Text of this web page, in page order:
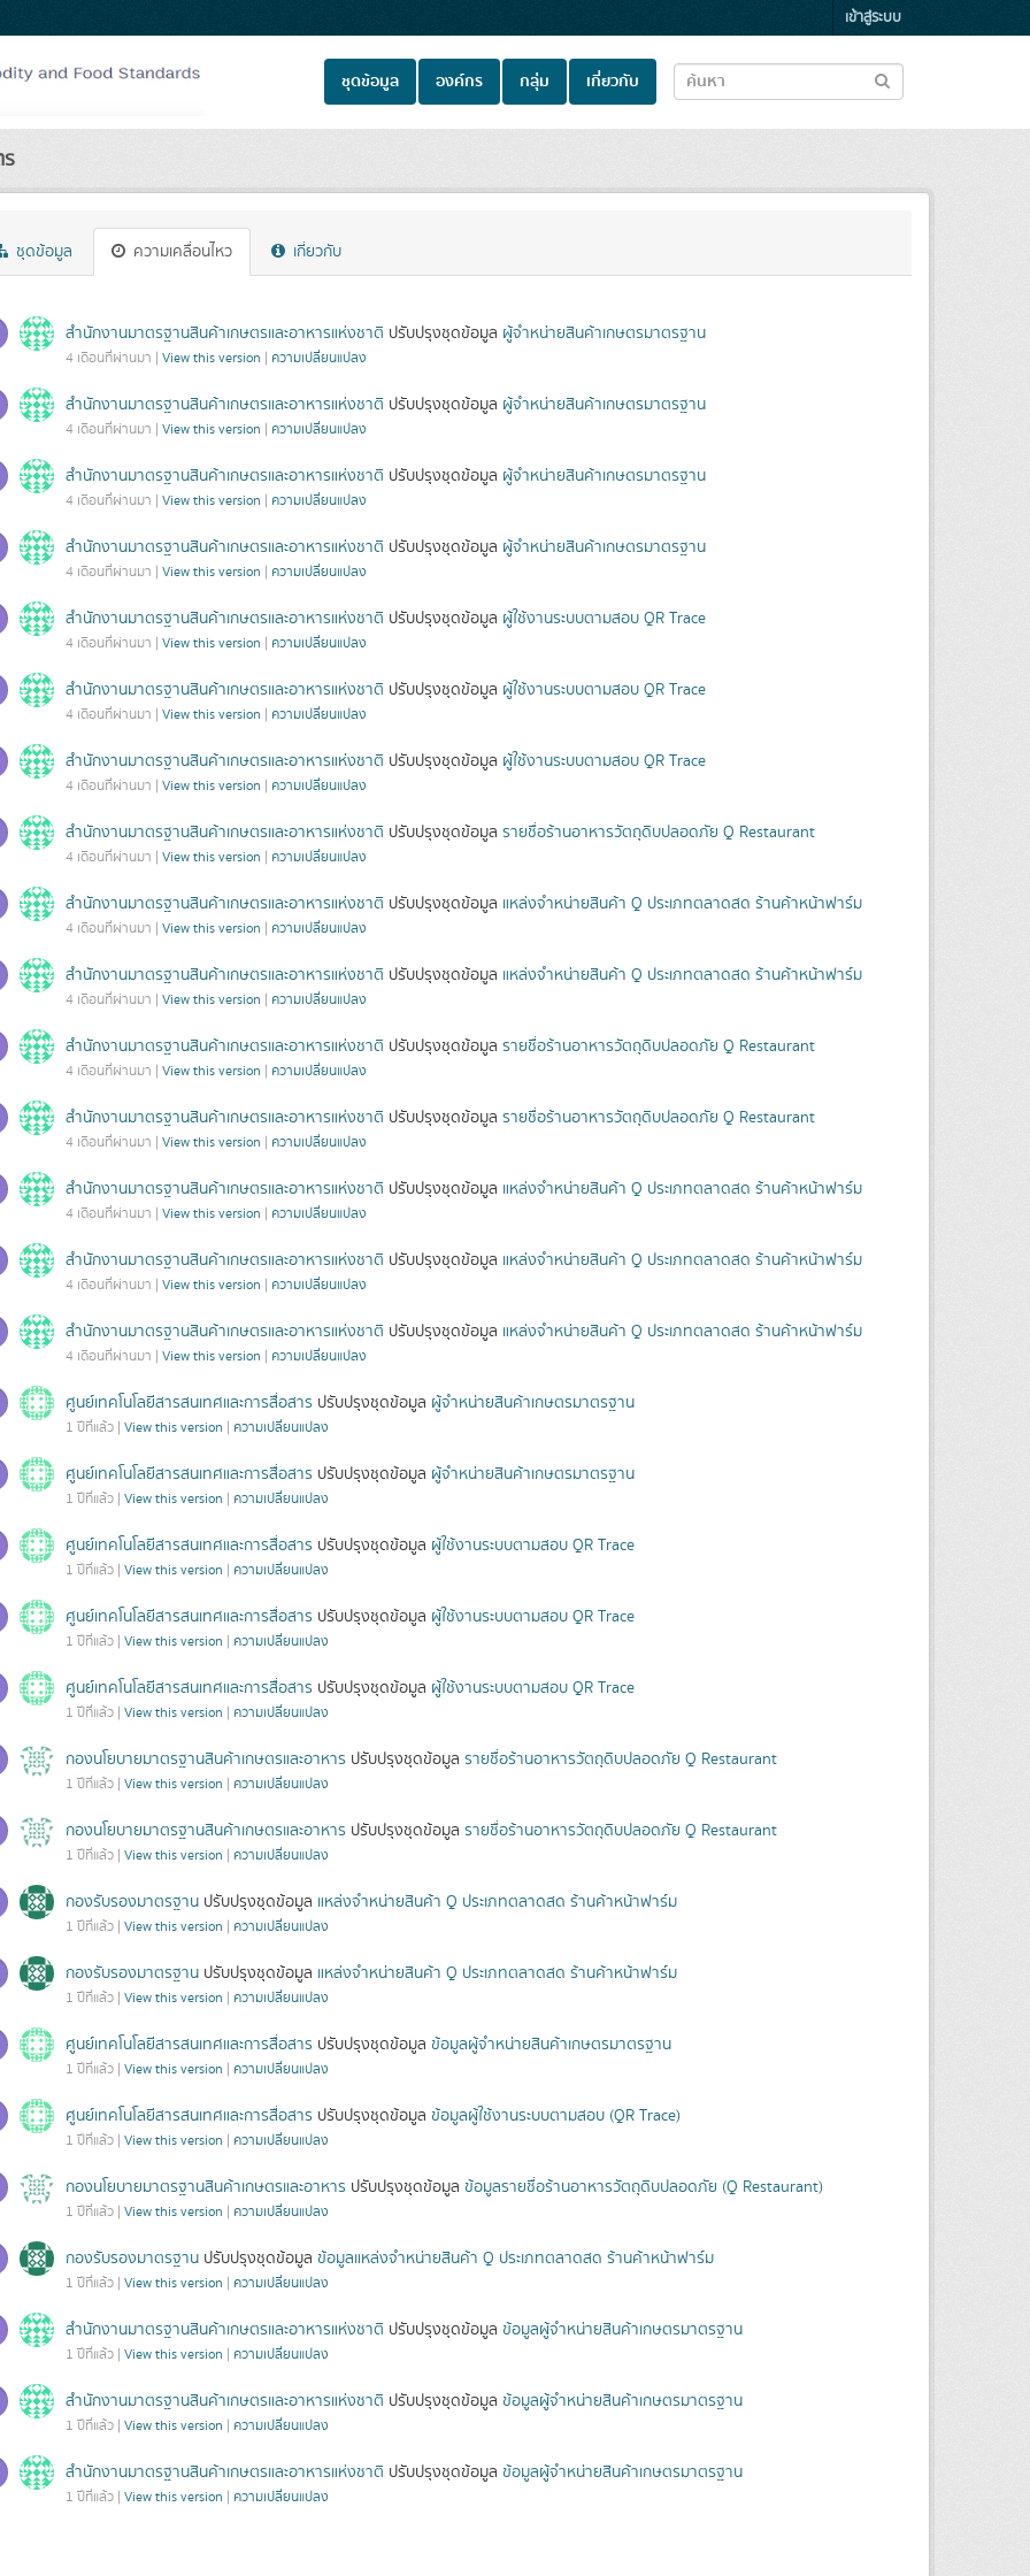
เข้าสู่ระบบ
ชุดข้อมูล องค์กร กลุ่ม เกี่ยวกับ
ชุดข้อมูล ความเคลื่อนไหว เกี่ยวกับ
สำนักงานมาตรฐานสินค้าเกษตรและอาหารแห่งชาติ ปรับปรุงชุดข้อมูล ผู้จำหน่ายสินค้าเกษตรมาตรฐาน
4 เดือนที่ผ่านมา | View this version | ความเปลี่ยนแปลง
สำนักงานมาตรฐานสินค้าเกษตรและอาหารแห่งชาติ ปรับปรุงชุดข้อมูล ผู้จำหน่ายสินค้าเกษตรมาตรฐาน
4 เดือนที่ผ่านมา | View this version | ความเปลี่ยนแปลง
สำนักงานมาตรฐานสินค้าเกษตรและอาหารแห่งชาติ ปรับปรุงชุดข้อมูล ผู้จำหน่ายสินค้าเกษตรมาตรฐาน
4 เดือนที่ผ่านมา | View this version | ความเปลี่ยนแปลง
สำนักงานมาตรฐานสินค้าเกษตรและอาหารแห่งชาติ ปรับปรุงชุดข้อมูล ผู้จำหน่ายสินค้าเกษตรมาตรฐาน
4 เดือนที่ผ่านมา | View this version | ความเปลี่ยนแปลง
สำนักงานมาตรฐานสินค้าเกษตรและอาหารแห่งชาติ ปรับปรุงชุดข้อมูล ผู้ใช้งานระบบตามสอบ QR Trace
4 เดือนที่ผ่านมา | View this version | ความเปลี่ยนแปลง
สำนักงานมาตรฐานสินค้าเกษตรและอาหารแห่งชาติ ปรับปรุงชุดข้อมูล ผู้ใช้งานระบบตามสอบ QR Trace
4 เดือนที่ผ่านมา | View this version | ความเปลี่ยนแปลง
สำนักงานมาตรฐานสินค้าเกษตรและอาหารแห่งชาติ ปรับปรุงชุดข้อมูล ผู้ใช้งานระบบตามสอบ QR Trace
4 เดือนที่ผ่านมา | View this version | ความเปลี่ยนแปลง
สำนักงานมาตรฐานสินค้าเกษตรและอาหารแห่งชาติ ปรับปรุงชุดข้อมูล รายชื่อร้านอาหารวัตถุดิบปลอดภัย Q Restaurant
4 เดือนที่ผ่านมา | View this version | ความเปลี่ยนแปลง
สำนักงานมาตรฐานสินค้าเกษตรและอาหารแห่งชาติ ปรับปรุงชุดข้อมูล แหล่งจำหน่ายสินค้า Q ประเภทตลาดสด ร้านค้าหน้าฟาร์ม
4 เดือนที่ผ่านมา | View this version | ความเปลี่ยนแปลง
สำนักงานมาตรฐานสินค้าเกษตรและอาหารแห่งชาติ ปรับปรุงชุดข้อมูล แหล่งจำหน่ายสินค้า Q ประเภทตลาดสด ร้านค้าหน้าฟาร์ม
4 เดือนที่ผ่านมา | View this version | ความเปลี่ยนแปลง
สำนักงานมาตรฐานสินค้าเกษตรและอาหารแห่งชาติ ปรับปรุงชุดข้อมูล รายชื่อร้านอาหารวัตถุดิบปลอดภัย Q Restaurant
4 เดือนที่ผ่านมา | View this version | ความเปลี่ยนแปลง
สำนักงานมาตรฐานสินค้าเกษตรและอาหารแห่งชาติ ปรับปรุงชุดข้อมูล รายชื่อร้านอาหารวัตถุดิบปลอดภัย Q Restaurant
4 เดือนที่ผ่านมา | View this version | ความเปลี่ยนแปลง
สำนักงานมาตรฐานสินค้าเกษตรและอาหารแห่งชาติ ปรับปรุงชุดข้อมูล แหล่งจำหน่ายสินค้า Q ประเภทตลาดสด ร้านค้าหน้าฟาร์ม
4 เดือนที่ผ่านมา | View this version | ความเปลี่ยนแปลง
สำนักงานมาตรฐานสินค้าเกษตรและอาหารแห่งชาติ ปรับปรุงชุดข้อมูล แหล่งจำหน่ายสินค้า Q ประเภทตลาดสด ร้านค้าหน้าฟาร์ม
4 เดือนที่ผ่านมา | View this version | ความเปลี่ยนแปลง
สำนักงานมาตรฐานสินค้าเกษตรและอาหารแห่งชาติ ปรับปรุงชุดข้อมูล แหล่งจำหน่ายสินค้า Q ประเภทตลาดสด ร้านค้าหน้าฟาร์ม
4 เดือนที่ผ่านมา | View this version | ความเปลี่ยนแปลง
ศูนย์เทคโนโลยีสารสนเทศและการสื่อสาร ปรับปรุงชุดข้อมูล ผู้จำหน่ายสินค้าเกษตรมาตรฐาน
1 ปีที่แล้ว | View this version | ความเปลี่ยนแปลง
ศูนย์เทคโนโลยีสารสนเทศและการสื่อสาร ปรับปรุงชุดข้อมูล ผู้จำหน่ายสินค้าเกษตรมาตรฐาน
1 ปีที่แล้ว | View this version | ความเปลี่ยนแปลง
ศูนย์เทคโนโลยีสารสนเทศและการสื่อสาร ปรับปรุงชุดข้อมูล ผู้ใช้งานระบบตามสอบ QR Trace
1 ปีที่แล้ว | View this version | ความเปลี่ยนแปลง
ศูนย์เทคโนโลยีสารสนเทศและการสื่อสาร ปรับปรุงชุดข้อมูล ผู้ใช้งานระบบตามสอบ QR Trace
1 ปีที่แล้ว | View this version | ความเปลี่ยนแปลง
ศูนย์เทคโนโลยีสารสนเทศและการสื่อสาร ปรับปรุงชุดข้อมูล ผู้ใช้งานระบบตามสอบ QR Trace
1 ปีที่แล้ว | View this version | ความเปลี่ยนแปลง
กองนโยบายมาตรฐานสินค้าเกษตรและอาหาร ปรับปรุงชุดข้อมูล รายชื่อร้านอาหารวัตถุดิบปลอดภัย Q Restaurant
1 ปีที่แล้ว | View this version | ความเปลี่ยนแปลง
กองนโยบายมาตรฐานสินค้าเกษตรและอาหาร ปรับปรุงชุดข้อมูล รายชื่อร้านอาหารวัตถุดิบปลอดภัย Q Restaurant
1 ปีที่แล้ว | View this version | ความเปลี่ยนแปลง
กองรับรองมาตรฐาน ปรับปรุงชุดข้อมูล แหล่งจำหน่ายสินค้า Q ประเภทตลาดสด ร้านค้าหน้าฟาร์ม
1 ปีที่แล้ว | View this version | ความเปลี่ยนแปลง
กองรับรองมาตรฐาน ปรับปรุงชุดข้อมูล แหล่งจำหน่ายสินค้า Q ประเภทตลาดสด ร้านค้าหน้าฟาร์ม
1 ปีที่แล้ว | View this version | ความเปลี่ยนแปลง
ศูนย์เทคโนโลยีสารสนเทศและการสื่อสาร ปรับปรุงชุดข้อมูล ข้อมูลผู้จำหน่ายสินค้าเกษตรมาตรฐาน
1 ปีที่แล้ว | View this version | ความเปลี่ยนแปลง
ศูนย์เทคโนโลยีสารสนเทศและการสื่อสาร ปรับปรุงชุดข้อมูล ข้อมูลผู้ใช้งานระบบตามสอบ (QR Trace)
1 ปีที่แล้ว | View this version | ความเปลี่ยนแปลง
กองนโยบายมาตรฐานสินค้าเกษตรและอาหาร ปรับปรุงชุดข้อมูล ข้อมูลรายชื่อร้านอาหารวัตถุดิบปลอดภัย (Q Restaurant)
1 ปีที่แล้ว | View this version | ความเปลี่ยนแปลง
กองรับรองมาตรฐาน ปรับปรุงชุดข้อมูล ข้อมูลแหล่งจำหน่ายสินค้า Q ประเภทตลาดสด ร้านค้าหน้าฟาร์ม
1 ปีที่แล้ว | View this version | ความเปลี่ยนแปลง
สำนักงานมาตรฐานสินค้าเกษตรและอาหารแห่งชาติ ปรับปรุงชุดข้อมูล ข้อมูลผู้จำหน่ายสินค้าเกษตรมาตรฐาน
1 ปีที่แล้ว | View this version | ความเปลี่ยนแปลง
สำนักงานมาตรฐานสินค้าเกษตรและอาหารแห่งชาติ ปรับปรุงชุดข้อมูล ข้อมูลผู้จำหน่ายสินค้าเกษตรมาตรฐาน
1 ปีที่แล้ว | View this version | ความเปลี่ยนแปลง
สำนักงานมาตรฐานสินค้าเกษตรและอาหารแห่งชาติ ปรับปรุงชุดข้อมูล ข้อมูลผู้จำหน่ายสินค้าเกษตรมาตรฐาน
1 ปีที่แล้ว | View this version | ความเปลี่ยนแปลง